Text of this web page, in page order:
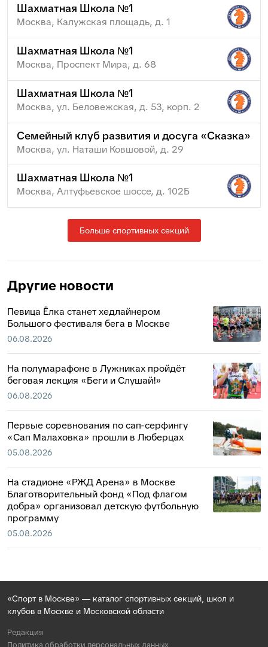
Шахматная Школа №1
Москва, Калужская площадь, д. 1
Шахматная Школа №1
Москва, Проспект Мира, д. 68
Шахматная Школа №1
Москва, ул. Беловежская, д. 53, корп. 2
Семейный клуб развития и досуга «Сказка»
Москва, ул. Наташи Ковшовой, д. 29
Шахматная Школа №1
Москва, Алтуфьевское шоссе, д. 102Б
Больше спортивных секций
Другие новости
Певица Ёлка станет хедлайнером
Большого фестиваля бега в Москве
06.08.2026
На полумарафоне в Лужниках пройдёт
беговая лекция «Беги и Слушай!»
06.08.2026
Первые соревнования по сап-серфингу
«Сап Малаховка» прошли в Люберцах
05.08.2026
На стадионе «РЖД Арена» в Москве
Благотворительный фонд «Под флагом
добра» организовал детскую футбольную
программу
05.08.2026
«Спорт в Москве» — каталог спортивных секций, школ и
клубов в Москве и Московской области
Редакция
Политика обработки персональных данных